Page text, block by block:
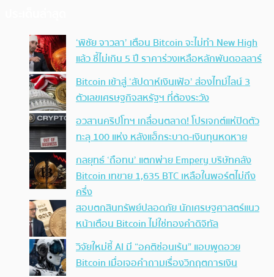
‘พิชัย จาวลา’ เตือน Bitcoin จะไม่ทำ New High
แล้ว ชี้ไม่เกิน 5 ปี ราคาร่วงเหลือหลักพันดอลลาร์
Bitcoin เข้าสู่ ‘สัปดาห์เงินเฟ้อ’ ส่องไทม์ไลน์ 3
ตัวเลขเศรษฐกิจสหรัฐฯ ที่ต้องระวัง
อวสานคริปโทฯ เกลื่อนตลาด! โปรเจกต์แห่ปิดตัว
ทะลุ 100 แห่ง หลังแฮ็กระบาด-เงินทุนหดหาย
กลยุทธ์ ‘ถือทน’ แตกพ่าย Empery บริษัทคลัง
Bitcoin เทขาย 1,635 BTC เหลือในพอร์ตไม่ถึง
ครึ่ง
สอบตกสินทรัพย์ปลอดภัย นักเศรษฐศาสตร์แนว
หน้าเตือน Bitcoin ไม่ใช่ทองคำดิจิทัล
วิจัยใหม่ชี้ AI มี “อคติซ่อนเร้น” แอบพูดอวย
Bitcoin เมื่อเจอคำถามเรื่องวิกฤตการเงิน